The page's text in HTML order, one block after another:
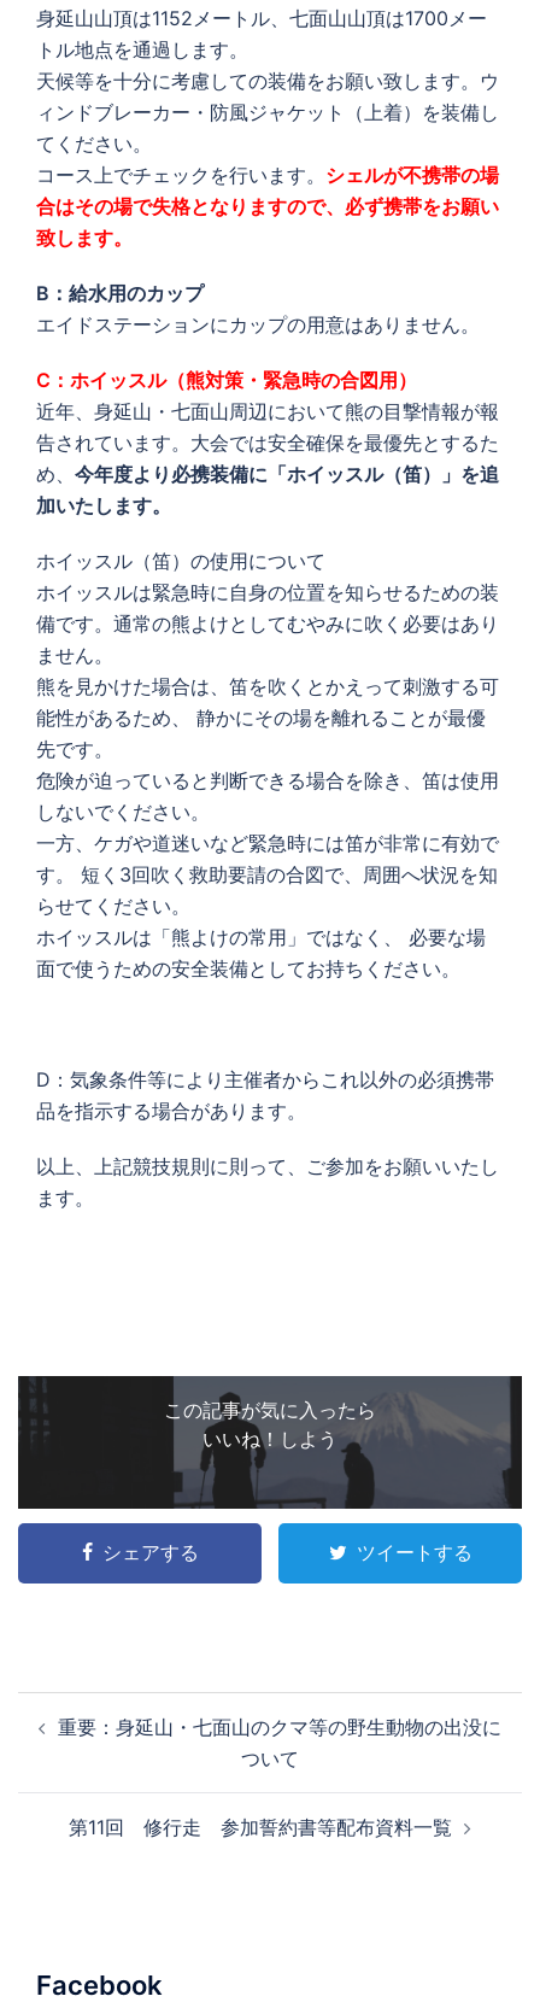
身延山山頂は1152メートル、 七面山山頂は1700メー
トル地点を通過します。
天候等を十分に考慮しての装備をお願い致します。ウ
ィンドブレーカー・防風ジャケット（上着）を装備し
てください。
コース上でチェックを行います。 シェルが不携帯の場
合はその場で失格となりますので、必ず携帯をお願い
致します。
B ：給水用のカップ
エイドステーションにカップの用意はありません。
C：ホイッスル（熊対策・緊急時の合図用）
近年、身延山・七面山周辺において熊の目撃情報が報
告されています。大会では安全確保を最優先とするた
め、 今年度より必携装備に「ホイッスル（笛）」を追
加いたします。
ホイッスル（笛）の使用について
ホイッスルは緊急時に自身の位置を知らせるための装
備です。通常の熊よけとしてむやみに吹く必要はあり
ません。
熊を見かけた場合は、笛を吹くとかえって刺激する可
能性があるため、 静かにその場を離れることが最優
先です。
危険が迫っていると判断できる場合を除き、笛は使用
しないでください。
一方、ケガや道迷いなど緊急時には笛が非常に有効で
す。 短く3回吹く救助要請の合図で、周囲へ状況を知
らせてください。
ホイッスルは「熊よけの常用」ではなく、 必要な場
面で使うための安全装備としてお持ちください。
D：気象条件等により主催者からこれ以外の必須携帯
品を指示する場合があります。
以上、上記競技規則に則って、ご参加をお願いいたし
ます。
この記事が気に入ったら
いいね！しよう
シェアする ツイートする
稿
ン
重要：身延山・七面山のクマ等の野生動物の出没に
ついて
第11回 修行走 参加誓約書等配布資料一覧
Facebook